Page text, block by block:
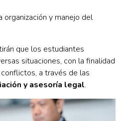
organización y manejo del
que los estudiantes
situaciones, con la finalidad
a través de las
y asesoría legal.